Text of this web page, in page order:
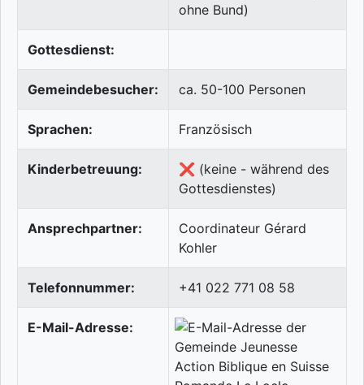
ohne Bund)
Gottesdienst:
Gemeindebesucher: ca. 50-100 Personen
Sprachen: Französisch
Kinderbetreuung:
❌ (keine - während des
Gottesdienstes)
Ansprechpartner:
Coordinateur Gérard
Kohler
Telefonnummer: +41 022 771 08 58
E-Mail-Adresse: